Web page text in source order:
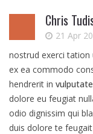
Chris
21 Apr
nostrud exerci tation
ex ea commodo
hendrerit in vulputate
dolore eu feugiat
odio dignissim qui
duis dolore te